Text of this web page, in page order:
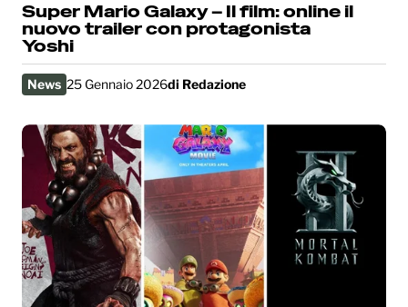
Super Mario Galaxy – Il film: online il
nuovo trailer con protagonista
Yoshi
News 25 Gennaio 2026di Redazione